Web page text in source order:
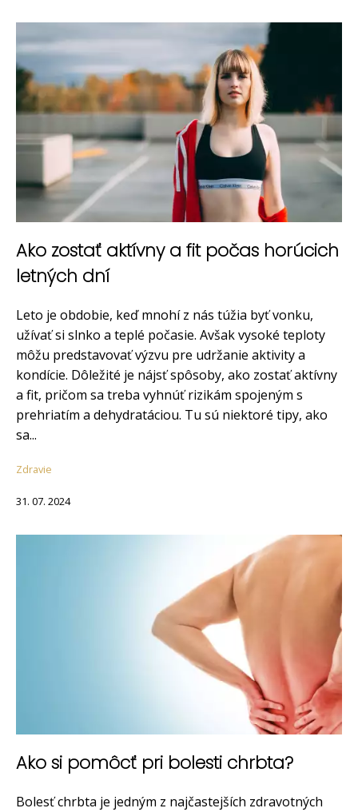
Ako zostať aktívny a fit počas horúcich
letných dní
Leto je obdobie, keď mnohí z nás túžia byť vonku,
užívať si slnko a teplé počasie. Avšak vysoké teploty
môžu predstavovať výzvu pre udržanie aktivity a
kondície. Dôležité je nájsť spôsoby, ako zostať aktívny
a fit, pričom sa treba vyhnúť rizikám spojeným s
prehriatím a dehydratáciou. Tu sú niektoré tipy, ako
sa...
Zdravie
31. 07. 2024
Ako si pomôcť pri bolesti chrbta?
Bolesť chrbta je jedným z najčastejších zdravotných